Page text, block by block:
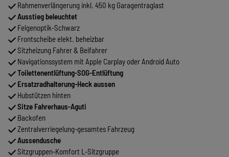
Rahmenverlängerung inkl. 450 kg Garagentraglast
Ausstieg beleuchtet
Felgenoptik-Schwarz
Frontscheibe elekt. beheizbar
Sitzheizung Fahrer & Beifahrer
Navigationssystem mit Apple Carplay oder Android Auto
Toilettenentlüftung-SOG-Entlüftung
Ersatzradhalterung-Heck aussen
Hubstützen hinten
Sitze Fahrerhaus-Aguti
Backofen
Zentralverriegelung-gesamtes Fahrzeug
Aussendusche
Sitzgruppen-Komfort L-Sitzgruppe